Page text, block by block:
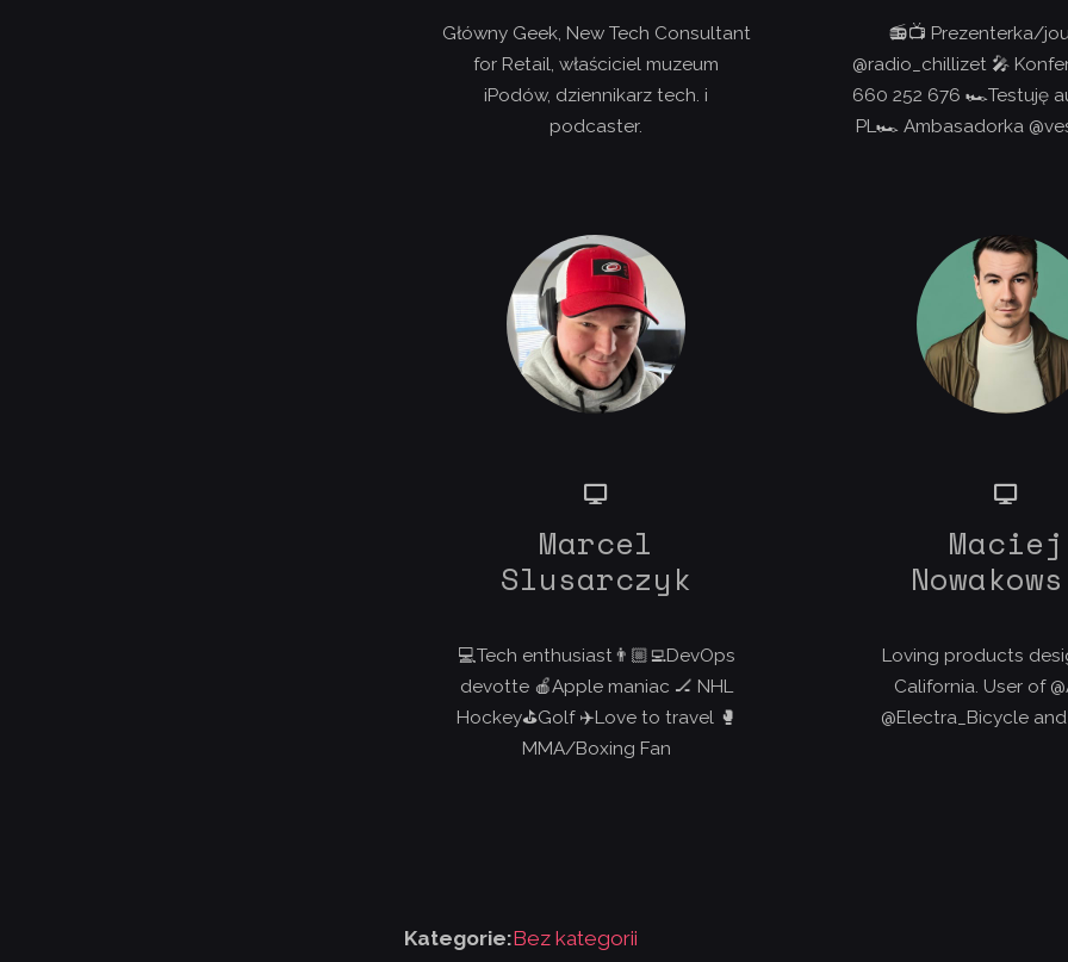
Główny Geek, New Tech Consultant
for Retail, właściciel muzeum
iPodów, dziennikarz tech. i
podcaster.
📻📺 Prezenterka/
@radio_chillizet 🎤
660 252 676 🏎Testuję
PL🏎 Ambasadorka
Marcel
Slusarczyk
💻Tech enthusiast👨🏼‍💻DevOps
devotte 🍎Apple maniac 🏒 NHL
Hockey⛳️Golf ✈️Love to travel 🥊
MMA/Boxing Fan
Maciej
Loving products
California. User of
@Electra_Bicycle and
Kategorie:Bez kategorii